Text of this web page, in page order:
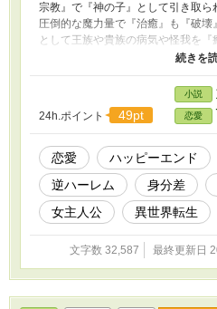
宗教』で『神の子』として引き取
圧倒的な魔力量で『治癒』も『破壊
として王族や貴族の病気や怪我を
『無双』して新興宗教を『祖国の国
な主人公、基本的には神の子とし
以外の前に出ることはないが…ある
求めてきた。 「そこまで言うなら
前世の推しの「兄弟キャラ二人」が
絶大な魔力量なら、神の子さまの
世の兄弟キャラの親に、「では、そ
りましょう。貴方たちはこれから
と引き取って、「よく私に二人を託
を渡して追い出す。 普段の王族や
教団には莫大なお金があるから余裕
では貴方たちは巫子です。特別な
方たちに偉そうな顔を出来る者は
るのは大変でしょうけど、どうか
た。 小説家になろう様でも掲載し
24h.ポイント 49pt
小説
恋愛
恋愛 ハッピーエンド
逆ハーレム
身分差
女主人公
異世界転生
文字数 32,587 最終更新日